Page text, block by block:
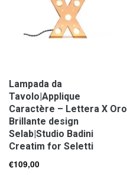
Lampada da
Tavolo|Applique
Caractère – Lettera X Oro
Brillante design
Selab|Studio Badini
Creatim for Seletti
€109,00